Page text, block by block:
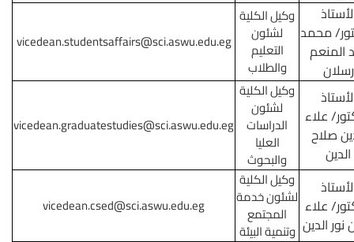
vicedean.studentsaffairs@sci.aswu.edu.eg
وكيل الكلية
لشئون
التعليم
والطلاب
محمد
المنعم
رسلان
vicedean.graduatestudies@sci.aswu.edu.eg
وكيل الكلية
لشئون
الدراسات
العليا
والبحوث
علاء
صلاح
الدين
vicedean.csed@sci.aswu.edu.eg
وكيل الكلية
لشئون خدمة
المجتمع
وتنمية البيئة
علاء
الدين